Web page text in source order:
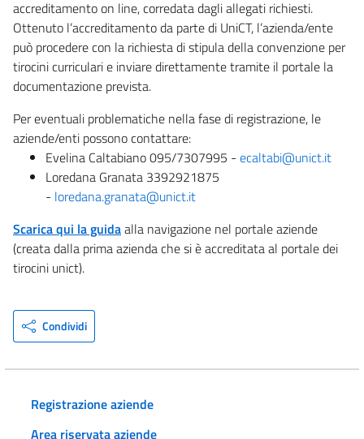
accreditamento on line, corredata dagli allegati richiesti.
Ottenuto l’accreditamento da parte di UniCT, l’azienda/ente
può procedere con la richiesta di stipula della convenzione per
tirocini curriculari e inviare direttamente tramite il portale la
documentazione prevista.
Per eventuali problematiche nella fase di registrazione, le
aziende/enti possono contattare:
Evelina Caltabiano 095/7307995 - ecaltabi@unict.it
Loredana Granata 3392921875
- loredana.granata@unict.it
Scarica qui la guidaalla navigazione nel portale aziende
(creata dalla prima azienda che si è accreditata al portale dei
tirocini unict).
Condividi
Registrazione aziende
Area riservata aziende